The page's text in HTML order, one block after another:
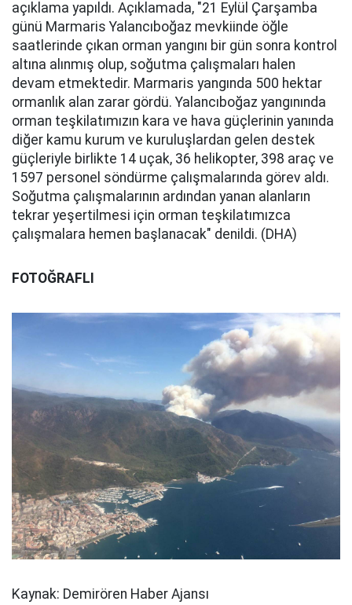
açıklama yapıldı. Açıklamada, "21 Eylül Çarşamba
günü Marmaris Yalancıboğaz mevkiinde öğle
saatlerinde çıkan orman yangını bir gün sonra kontrol
altına alınmış olup, soğutma çalışmaları halen
devam etmektedir. Marmaris yangında 500 hektar
ormanlık alan zarar gördü. Yalancıboğaz yangınında
orman teşkilatımızın kara ve hava güçlerinin yanında
diğer kamu kurum ve kuruluşlardan gelen destek
güçleriyle birlikte 14 uçak, 36 helikopter, 398 araç ve
1597 personel söndürme çalışmalarında görev aldı.
Soğutma çalışmalarının ardından yanan alanların
tekrar yeşertilmesi için orman teşkilatımızca
çalışmalara hemen başlanacak" denildi. (DHA)
FOTOĞRAFLI
Kaynak: Demirören Haber Ajansı